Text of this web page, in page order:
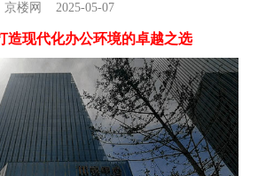
京楼网 2025-05-07
造现代化办公环境的卓越之选